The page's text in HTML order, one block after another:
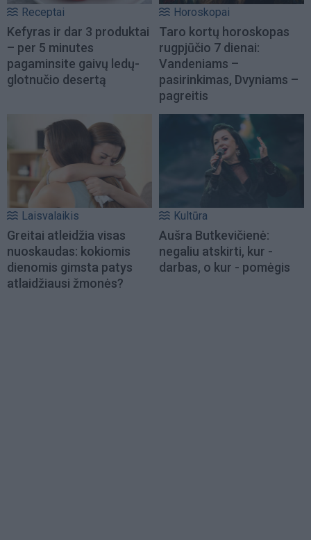
Receptai
Kefyras ir dar 3 produktai
– per 5 minutes
pagaminsite gaivų ledų-
glotnučio desertą
Horoskopai
Taro kortų horoskopas
rugpjūčio 7 dienai:
Vandeniams –
pasirinkimas, Dvyniams –
pagreitis
Laisvalaikis
Greitai atleidžia visas
nuoskaudas: kokiomis
dienomis gimsta patys
atlaidžiausi žmonės?
Kultūra
Aušra Butkevičienė:
negaliu atskirti, kur -
darbas, o kur - pomėgis